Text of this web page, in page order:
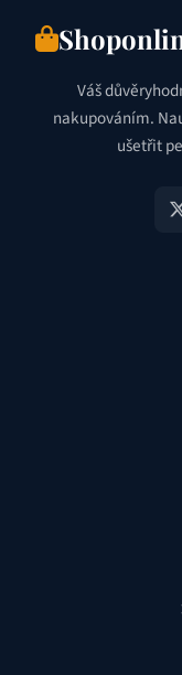
Váš
nakupováním.
ušetřit